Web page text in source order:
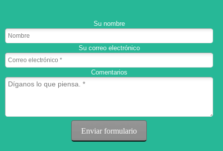
Su nombre
Su correo electrónico
Comentarios
Enviar formulario